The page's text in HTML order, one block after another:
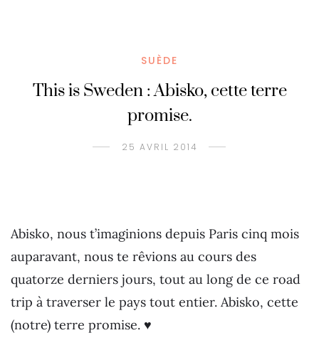
SUÈDE
This is Sweden : Abisko, cette terre
promise.
25 AVRIL 2014
Abisko, nous t’imaginions depuis Paris cinq mois
auparavant, nous te rêvions au cours des
quatorze derniers jours, tout au long de ce road
trip à traverser le pays tout entier. Abisko, cette
(notre) terre promise. ♥